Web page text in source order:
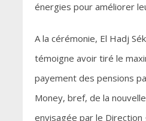
énergies pour améliorer
A la cérémonie, El Hadj
témoigne avoir tiré le
payement des pensions
Money, bref, de la
envisagée par le Direction